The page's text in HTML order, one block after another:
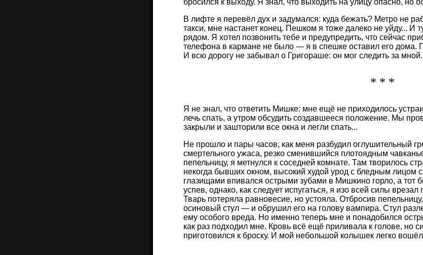
бросился к выходу. Я знал, что выходить на улицу опасно, но
В лифте я перевёл дух и задумался: куда бежать? Метро не
такси, мне настанет конец. Пешком я тоже далеко не уйду... И
рядом. Я хотел позвонить тебе и предупредить, что сейчас
телефона в кармане не было — я в спешке оставил его дома.
И всю дорогу не забывал о Григораше: он мог следить за
* * *
Я не знал, что ответить Мишке: мне ещё не приходилось
лечь спать, а утром обсудить создавшееся положение. Мы
закрыли и зашторили все окна и легли спать...
Не прошло и пары часов, как меня разбудил оглушительный
смертельного ужаса, резко сменившийся плотоядным
пепельницу, я метнулся к соседней комнате. Там творилось
некогда бывших окном, высокий худой урод с бледным лицом
глазищами впивался острыми зубами в Мишкино горло, а тот
успев, однако, как следует испугаться, я изо всей силы
Тварь потеряла равновесие, но устояла. Отбросив
осиновый стул — и обрушил его на голову вампира. Стул
ему особого вреда. Но именно теперь мне и понадобился
как раз подходил мне. Кровь всё ещё приливала к голове, но
приготовился к броску. И мой небольшой колышек легко